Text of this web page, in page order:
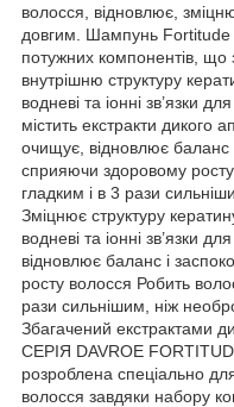
волосся, відновлює,
довгим. Шампунь Fortitude
потужних компонентів, що
внутрішню структуру
водневі та іонні зв’язки
містить екстракти дикого
очищує, відновлює баланс
сприяючи здоровому
гладким і в 3 рази
Зміцнює структуру
водневі та іонні зв’язки
відновлює баланс і
росту волосся Робить
рази сильнішим, ніж
Збагачений екстрактами
СЕРІЯ DAVROE
розроблена спеціально
волосся завдяки набору